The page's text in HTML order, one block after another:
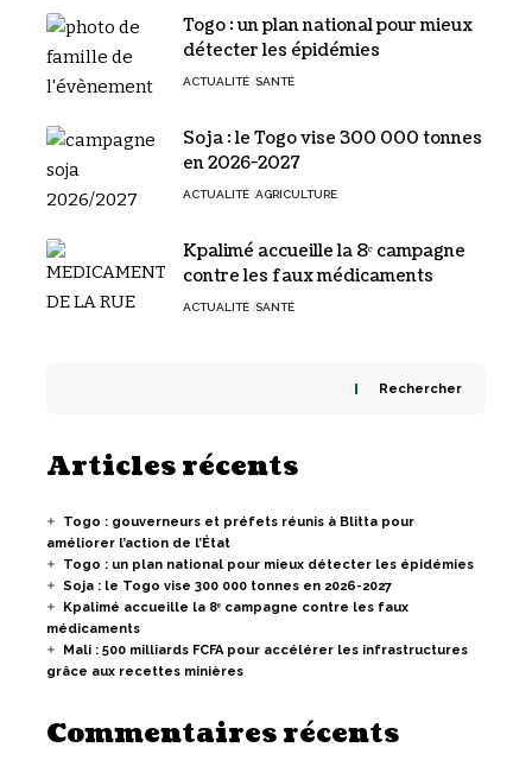
Togo : un plan national pour mieux
détecter les épidémies
ACTUALITÉ SANTÉ
Soja : le Togo vise 300 000 tonnes
en 2026-2027
ACTUALITÉ AGRICULTURE
Kpalimé accueille la 8ᵉ campagne
contre les faux médicaments
ACTUALITÉ SANTÉ
Rechercher
Articles récents
Togo : gouverneurs et préfets réunis à Blitta pour
améliorer l’action de l’État
Togo : un plan national pour mieux détecter les épidémies
Soja : le Togo vise 300 000 tonnes en 2026-2027
Kpalimé accueille la 8ᵉ campagne contre les faux
médicaments
Mali : 500 milliards FCFA pour accélérer les infrastructures
grâce aux recettes minières
Commentaires récents